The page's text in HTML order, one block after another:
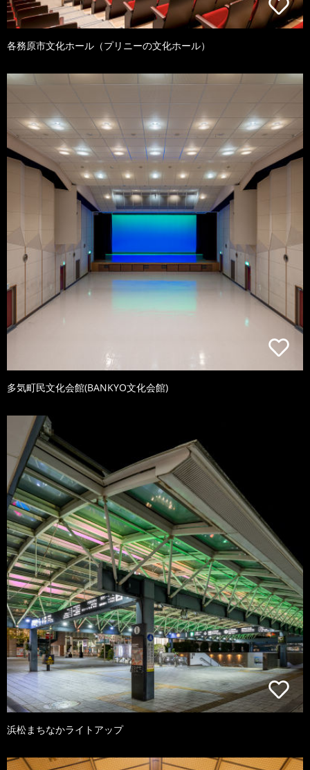
各務原市文化ホール（プリニーの文化ホール）
多気町民文化会館(BANKYO文化会館)
浜松まちなかライトアップ